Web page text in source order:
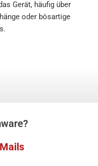
Gerät, häufig über
oder bösartige